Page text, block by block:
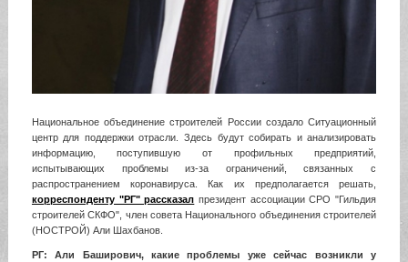
Национальное объединение строителей России создало Ситуационный
центр для поддержки отрасли. Здесь будут собирать и анализировать
информацию, поступившую от профильных предприятий,
испытывающих проблемы из-за ограничений, связанных с
распространением коронавируса. Как их предполагается решать,
корреспонденту "РГ" рассказал президент ассоциации СРО "Гильдия
строителей СКФО", член совета Национального объединения строителей
(НОСТРОЙ) Али Шахбанов.
РГ: Али Баширович, какие проблемы уже сейчас возникли у